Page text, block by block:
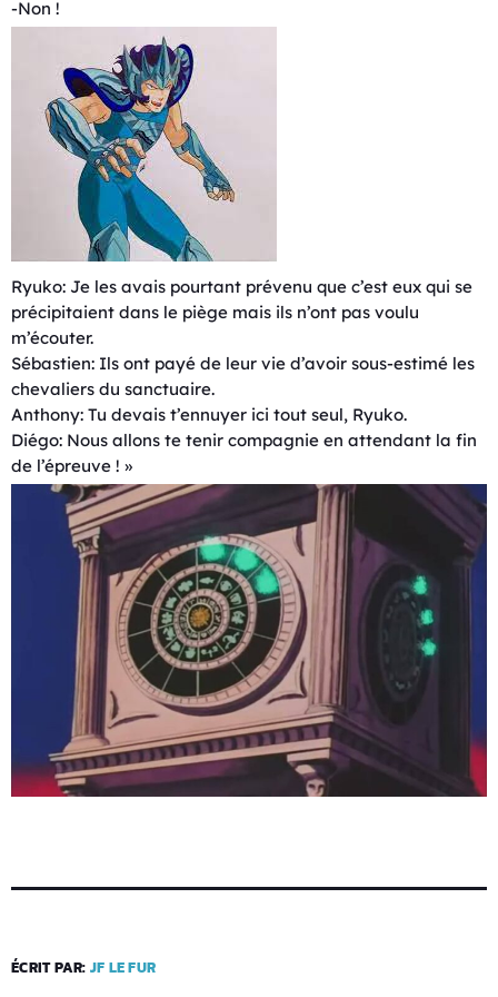
-Non !
Ryuko: Je les avais pourtant prévenu que c’est eux qui se
précipitaient dans le piège mais ils n’ont pas voulu
m’écouter.
Sébastien: Ils ont payé de leur vie d’avoir sous-estimé les
chevaliers du sanctuaire.
Anthony: Tu devais t’ennuyer ici tout seul, Ryuko.
Diégo: Nous allons te tenir compagnie en attendant la fin
de l’épreuve ! »
ÉCRIT PAR: JF LE FUR